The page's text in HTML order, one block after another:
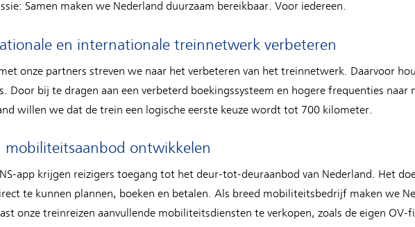
Samen maken we Nederland duurzaam bereikbaar. Voor iedereen.
en internationale treinnetwerk verbeteren
onze partners streven we naar het verbeteren van het treinnetwerk. Daarvoor
Door bij te dragen aan een verbeterd boekingssysteem en hogere frequenties
willen we dat de trein een logische eerste keuze wordt tot 700 kilometer.
mobiliteitsaanbod ontwikkelen
app krijgen reizigers toegang tot het deur-tot-deuraanbod van Nederland. Het
te kunnen plannen, boeken en betalen. Als breed mobiliteitsbedrijf maken we
onze treinreizen aanvullende mobiliteitsdiensten te verkopen, zoals de eigen OV-